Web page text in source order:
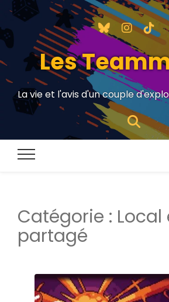
Les
La vie et l'avis d'un couple
Catégorie : Local
partagé